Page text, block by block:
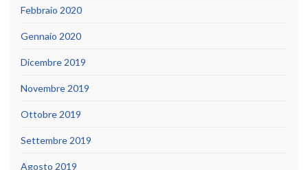
Febbraio 2020
Gennaio 2020
Dicembre 2019
Novembre 2019
Ottobre 2019
Settembre 2019
Agosto 2019